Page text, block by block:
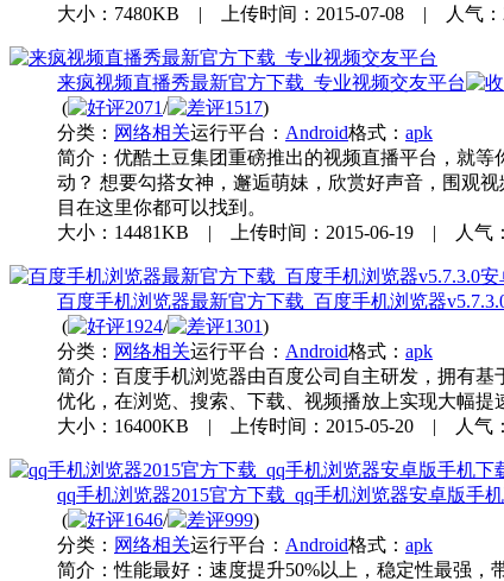
大小：7480KB | 上传时间：2015-07-08 | 人气
来疯视频直播秀最新官方下载_专业视频交友平台
(
2071/ 1517)
分类： 网络相关运行平台： Android格式： apk
简介： 优酷土豆集团重磅推出的视频直播平台，就
动？ 想要勾搭女神，邂逅萌妹，欣赏好声音，围观
目在这里你都可以找到。
大小：14481KB | 上传时间：2015-06-19 | 人气
百度手机浏览器最新官方下载_百度手机浏览器
(
1924/ 1301)
分类： 网络相关运行平台： Android格式： apk
简介： 百度手机浏览器由百度公司自主研发，拥有
优化，在浏览、搜索、下载、视频播放上实现大幅
大小：16400KB | 上传时间：2015-05-20 | 人
qq手机浏览器2015官方下载_qq手机浏览器安卓版手
(
1646/ 999)
分类： 网络相关运行平台： Android格式： apk
简介：性能最好：速度提升50%以上，稳定性最